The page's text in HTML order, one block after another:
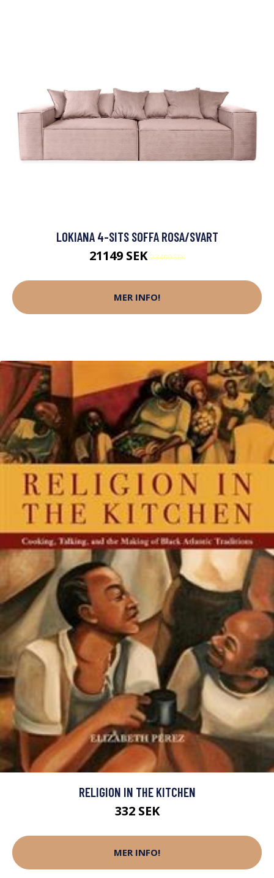
LOKIANA 4-SITS SOFFA ROSA/SVART
21149 SEK23499 SEK
MER INFO!
RELIGION IN THE KITCHEN
332 SEK
MER INFO!